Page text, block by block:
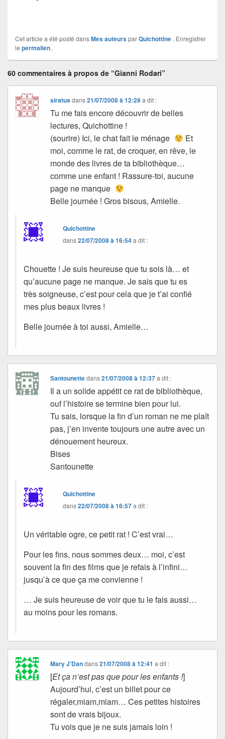
Cet article a été posté dansMes auteursparQuichottine . Enregistrer
le permalien.
60 commentaires à propos de “Gianni Rodari”
siratusdans21/07/2008 à 12:28 a dit :
Tu me fais encore découvrir de belles
lectures, Quichottine !
(sourire) Ici, le chat fait le ménage
Et
moi, comme le rat, de croquer, en rêve, le
monde des livres de ta bibliothèque…
comme une enfant ! Rassure-toi, aucune
page ne manque
Belle journée ! Gros bisous, Amielle.
Quichottine
dans22/07/2008 à 16:54a dit :
Chouette ! Je suis heureuse que tu sois là… et
qu’aucune page ne manque. Je sais que tu es
très soigneuse, c’est pour cela que je t’ai confié
mes plus beaux livres !
Belle journée à toi aussi, Amielle…
Santounettedans21/07/2008 à 12:37 a dit :
Il a un solide appétit ce rat de bibliothèque,
ouf l’histoire se termine bien pour lui.
Tu sais, lorsque la fin d’un roman ne me plaît
pas, j’en invente toujours une autre avec un
dénouement heureux.
Bises
Santounette
Quichottine
dans22/07/2008 à 16:57a dit :
Un véritable ogre, ce petit rat ! C’est vrai…
Pour les fins, nous sommes deux… moi, c’est
souvent la fin des films que je refais à l’infini…
jusqu’à ce que ça me convienne !
… Je suis heureuse de voir que tu le fais aussi…
au moins pour les romans.
Mary J'Dandans21/07/2008 à 12:41 a dit :
[Et ça n’est pas que pour les enfants !]
Aujourd’hui, c’est un billet pour ce
régaler,miam,miam… Ces petites histoires
sont de vrais bijoux.
Tu vois que je ne suis jamais loin !